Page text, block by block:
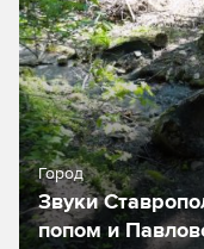
Город
Звуки
попом и